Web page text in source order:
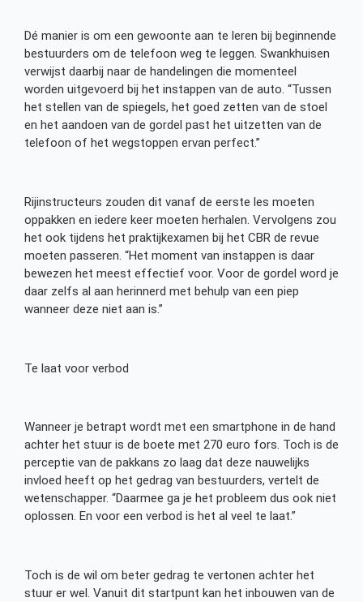
Dé manier is om een gewoonte aan te leren bij beginnende
bestuurders om de telefoon weg te leggen. Swankhuisen
verwijst daarbij naar de handelingen die momenteel
worden uitgevoerd bij het instappen van de auto. “Tussen
het stellen van de spiegels, het goed zetten van de stoel
en het aandoen van de gordel past het uitzetten van de
telefoon of het wegstoppen ervan perfect.”
Rijinstructeurs zouden dit vanaf de eerste les moeten
oppakken en iedere keer moeten herhalen. Vervolgens zou
het ook tijdens het praktijkexamen bij het CBR de revue
moeten passeren. “Het moment van instappen is daar
bewezen het meest effectief voor. Voor de gordel word je
daar zelfs al aan herinnerd met behulp van een piep
wanneer deze niet aan is.”
Te laat voor verbod
Wanneer je betrapt wordt met een smartphone in de hand
achter het stuur is de boete met 270 euro fors. Toch is de
perceptie van de pakkans zo laag dat deze nauwelijks
invloed heeft op het gedrag van bestuurders, vertelt de
wetenschapper. “Daarmee ga je het probleem dus ook niet
oplossen. En voor een verbod is het al veel te laat.”
Toch is de wil om beter gedrag te vertonen achter het
stuur er wel. Vanuit dit startpunt kan het inbouwen van de